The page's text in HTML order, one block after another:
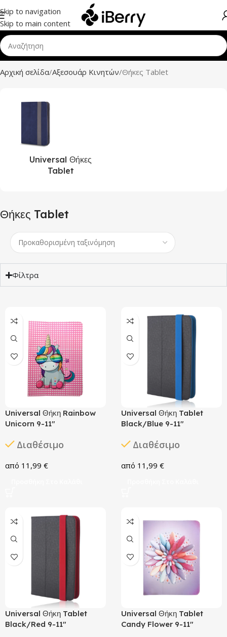
Skip to navigation
Skip to main content
Αρχική σελίδα Αξεσουάρ Κινητών Θήκες Tablet
Universal Θήκες
Tablet
Θήκες Tablet
Φίλτρα
Universal Θήκη Rainbow
Unicorn 9-11″
Διαθέσιμο
11,99 €
Universal Θήκη Tablet
Black/Blue 9-11″
Διαθέσιμο
11,99 €
Universal Θήκη Tablet
Black/Red 9-11″
Universal Θήκη Tablet
Candy Flower 9-11″